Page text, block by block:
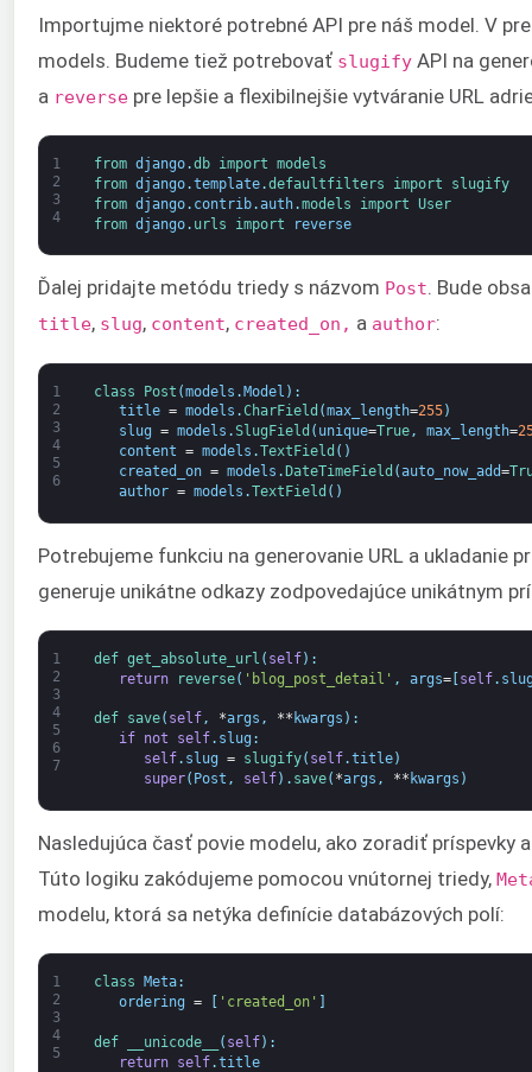
Importujme niektoré potrebné API pre náš model. V
models. Budeme tiež potrebovať slugify API na
a reverse pre lepšie a flexibilnejšie vytváranie URL
1
2
3
4
from django.db import models
from django.template.defaultfilters import
slugify
from django. contrib.auth.models import User
from django. urls import reverse
Ďalej pridajte metódu triedy s názvom Post. Bude
title, slug, content, created_on, a author:
1
2
3
4
5
6
class Post (models .Model ) :
title = models .CharField (max_length=255)
slug = models .SlugField ( unique=True, max_length=
content = models .TextField ( )
created_on = models .DateTimeField (auto_now_add=
author = models .TextField ( )
Potrebujeme funkciu na generovanie URL a ukladanie
generuje unikátne odkazy zodpovedajúce unikátnym
1
2
3
4
5
6
7
def get_absolute_url ( self) :
return
reverse( 'blog_post_detail' , args=[self.
def save( self, *args , ** kwargs ) :
if
not self. slug :
self. slug = slugify( self.title)
super( Post , self) . save( *args , ** kwargs )
Nasledujúca časť povie modelu, ako zoradiť príspevky
Túto logiku zakódujeme pomocou vnútornej triedy,
modelu, ktorá sa netýka definície databázových polí:
1
2
3
4
5
class Meta:
ordering = 'created_on'
def __unicode__ ( self) :
return
self.title